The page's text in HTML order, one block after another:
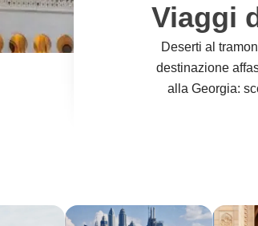
Viaggi
Deserti al
destinazione
alla Georgia: